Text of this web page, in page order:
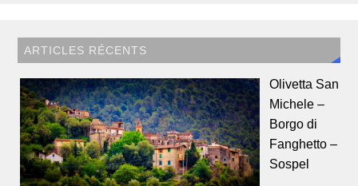
ARTICLES RÉCENTS
Olivetta San
Michele –
Borgo di
Fanghetto –
Sospel